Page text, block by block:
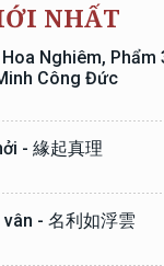
NHẤT
Nghiêm, Phẩm
Công Đức
- 緣起真理
- 名利如浮雲